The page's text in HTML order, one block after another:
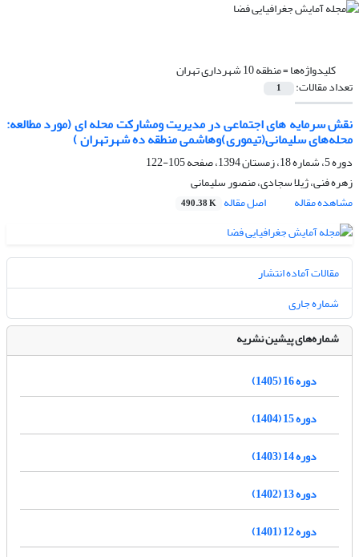
کلیدواژه‌ها =منطقه 10 شهرداری تهران
تعداد مقالات: 1
نقش سرمایه های اجتماعی در مدیریت ومشارکت محله ای (مورد مطالعه:
محله‌های سلیمانی(تیموری)وهاشمی منطقه ده شهرتهران )
دوره 5، شماره 18، زمستان 1394، صفحه
105-122
زهره فنی، ژیلا سجادی، منصور سلیمانی
مشاهده مقاله
اصل مقاله 490.38 K
مقالات آماده انتشار
شماره جاری
شماره‌های پیشین نشریه
دوره 16 (1405)
دوره 15 (1404)
دوره 14 (1403)
دوره 13 (1402)
دوره 12 (1401)